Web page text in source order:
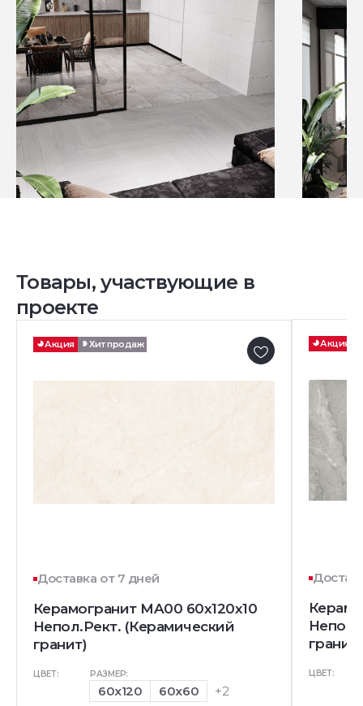
Товары, участвующие в
проекте
Акция Хит продаж
Доставка от 7 дней
Керамогранит MA00 60x120х10
Непол.Рект. (Керамический
гранит)
ЦВЕТ: РАЗМЕР:
60x120 60x60 +2
Акция
гранит)
ЦВЕТ: